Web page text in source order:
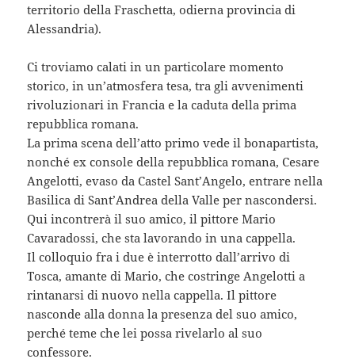
territorio della Fraschetta, odierna provincia di
Alessandria).
Ci troviamo calati in un particolare momento
storico, in un’atmosfera tesa, tra gli avvenimenti
rivoluzionari in Francia e la caduta della prima
repubblica romana.
La prima scena dell’atto primo vede il bonapartista,
nonché ex console della repubblica romana, Cesare
Angelotti, evaso da Castel Sant’Angelo, entrare nella
Basilica di Sant’Andrea della Valle per nascondersi.
Qui incontrerà il suo amico, il pittore Mario
Cavaradossi, che sta lavorando in una cappella.
Il colloquio fra i due è interrotto dall’arrivo di
Tosca, amante di Mario, che costringe Angelotti a
rintanarsi di nuovo nella cappella. Il pittore
nasconde alla donna la presenza del suo amico,
perché teme che lei possa rivelarlo al suo
confessore.